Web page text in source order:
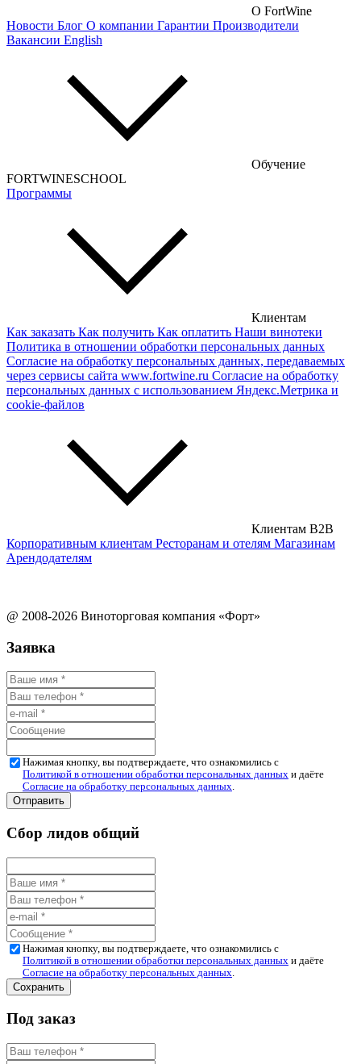
Чилийские вина
Португальские вина
Аргентинские вина
Армянские вина
Американские вина
Грузинские вина
Сирийские вина
О FortWine
Новости Блог О компании Гарантии Производители
Вакансии English
Обучение
FORTWINESCHOOL
Программы
Клиентам
Как заказать Как получить Как оплатить Наши винотеки
Политика в отношении обработки персональных данных
Согласие на обработку персональных данных, передаваемых
через сервисы сайта www.fortwine.ru Согласие на обработку
персональных данных с использованием Яндекс.Метрика и
cookie-файлов
Клиентам B2B
Корпоративным клиентам Ресторанам и отелям Магазинам
Арендодателям
@ 2008-2026 Виноторговая компания «Форт»
Заявка
Нажимая кнопку, вы подтверждаете, что ознакомились с
Политикой в отношении обработки персональных данных и даёте
Согласие на обработку персональных данных.
Сбор лидов общий
Нажимая кнопку, вы подтверждаете, что ознакомились с
Политикой в отношении обработки персональных данных и даёте
Согласие на обработку персональных данных
Под заказ